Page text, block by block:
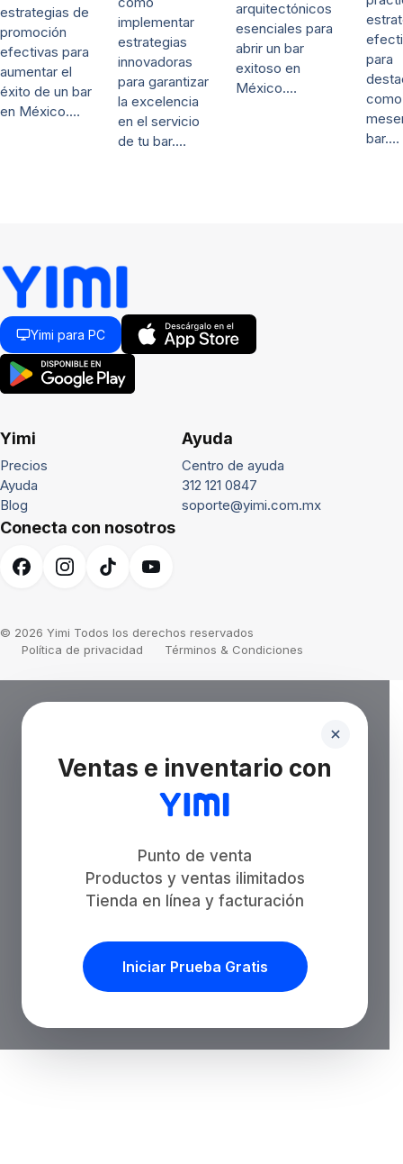
estrategias de
promoción
efectivas para
aumentar el
éxito de un bar
en México.…
implementar
estrategias
innovadoras
para garantizar
la excelencia
en el servicio
de tu bar.…
arquitectónicos
esenciales para
abrir un bar
exitoso en
México.…
para
como
bar.…
Yimi para PC
Yimi
Precios
Ayuda
Blog
Ayuda
Centro de ayuda
312 121 0847
soporte@yimi.com.mx
Conecta con nosotros
© 2026 Yimi Todos los derechos reservados
Política de privacidad
Términos & Condiciones
Ventas e inventario con
Punto de venta
Productos y ventas ilimitados
Tienda en línea y facturación
Iniciar Prueba Gratis